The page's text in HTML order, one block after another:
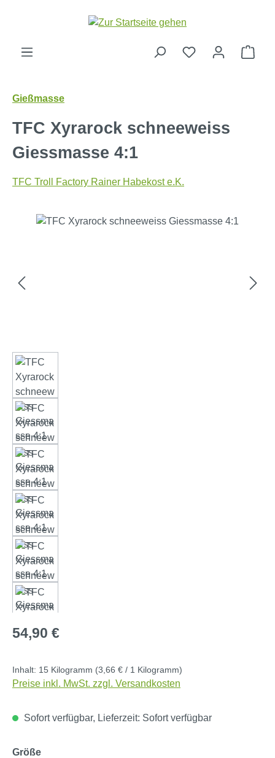
Zum Hauptinhalt springen
Gießmasse
TFC Xyrarock schneeweiss
Giessmasse 4:1
TFC Troll Factory Rainer Habekost e.K.
Bildergalerie überspringen
Regulärer Preis:
54,90 €
Inhalt: 15 Kilogramm (3,66 € / 1 Kilogramm)
Preise inkl. MwSt. zzgl. Versandkosten
Sofort verfügbar, Lieferzeit: Sofort verfügbar
Größeauswählen